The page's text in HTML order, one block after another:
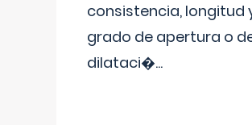
consistencia, longitud
grado de apertura o
dilataci�...